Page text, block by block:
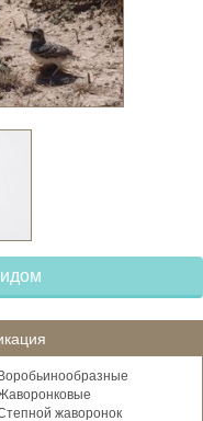
жаворонок